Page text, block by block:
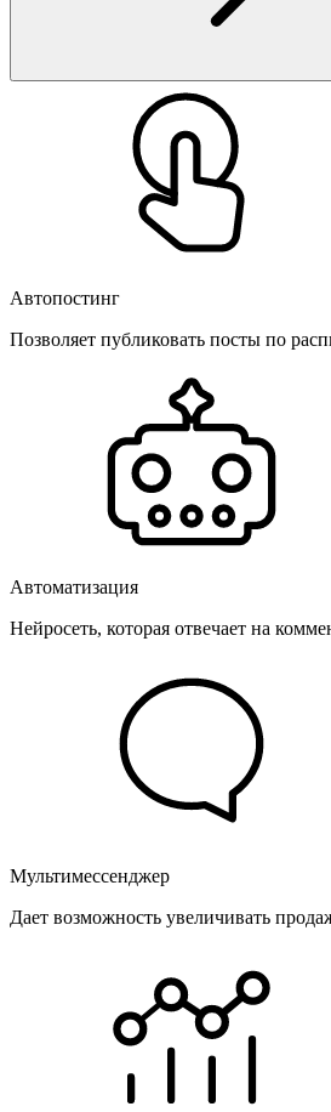
Автопостинг
Позволяет публиковать посты по
Автоматизация
Нейросеть, которая отвечает на
Мультимессенджер
Дает возможность увеличивать